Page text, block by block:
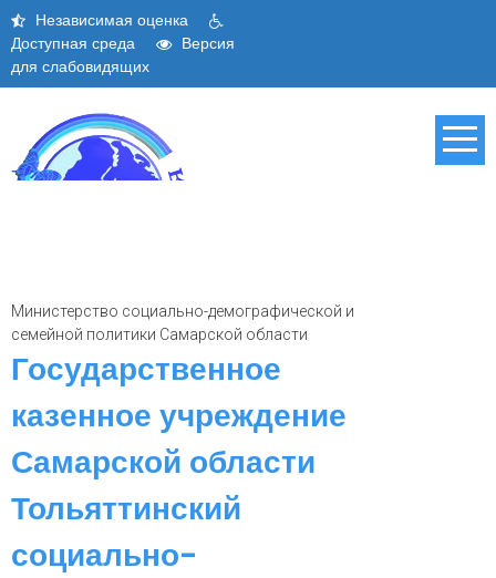
Skip
content
Независимая оценка
Доступная среда
Версия
для слабовидящих
Министерство социально-демографической и
семейной политики Самарской области
Государственное
казенное учреждение
Самарской области
Тольяттинский
социально-